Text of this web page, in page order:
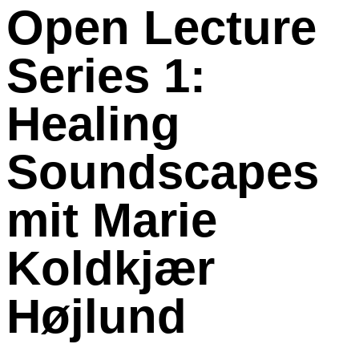
Open Lecture
Series 1:
Healing
Soundscapes
mit Marie
Koldkjær
Højlund